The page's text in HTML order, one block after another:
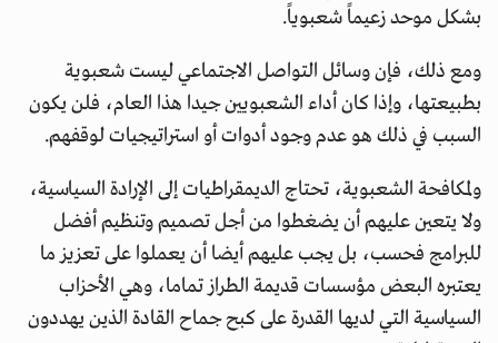
بشكل موحد زعيماً شعبوياً.
ومع ذلك، فإن وسائل التواصل الاجتماعي ليست شعبوية
بطبيعتها، وإذا كان أداء الشعبويين جيدا هذا العام، فلن يكون
السبب في ذلك هو عدم وجود أدوات أو استراتيجيات لوقفهم.
ولمكافحة الشعبوية، تحتاج الديمقراطيات إلى الإرادة السياسية،
ولا يتعين عليهم أن يضغطوا من أجل تصميم وتنظيم أفضل
للبرامج فحسب، بل يجب عليهم أيضا أن يعملوا على تعزيز ما
يعتبره البعض مؤسسات قديمة الطراز تماما، وهي الأحزاب
السياسية التي لديها القدرة على كبح جماح القادة الذين يهددون